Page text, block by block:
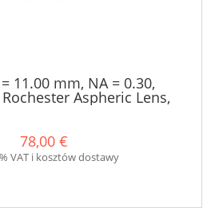
11.00 mm, NA = 0.30,
Aspheric Lens,
700 nm - Thorlabs
78,00 €
VAT i kosztów dostawy